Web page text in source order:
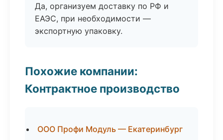
Да, организуем доставку по РФ и
ЕАЭС, при необходимости —
экспортную упаковку.
Похожие компании:
Контрактное производство
ООО Профи Модуль — Екатеринбург